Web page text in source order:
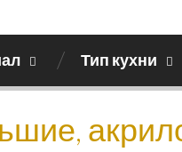
Тип кухни